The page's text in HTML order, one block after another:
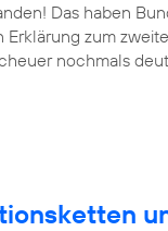
Das haben
zum
nochmals